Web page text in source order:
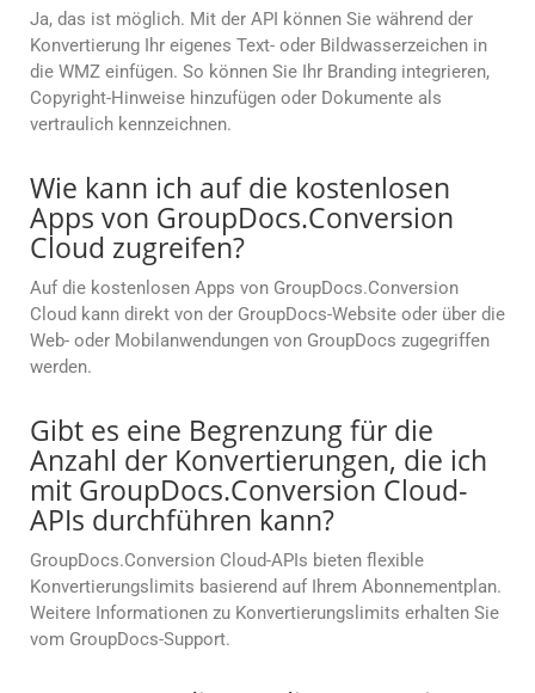
Ja, das ist möglich. Mit der API können Sie während der
Konvertierung Ihr eigenes Text- oder Bildwasserzeichen in
die WMZ einfügen. So können Sie Ihr Branding integrieren,
Copyright-Hinweise hinzufügen oder Dokumente als
vertraulich kennzeichnen.
Wie kann ich auf die kostenlosen
Apps von GroupDocs.Conversion
Cloud zugreifen?
Auf die kostenlosen Apps von GroupDocs.Conversion
Cloud kann direkt von der GroupDocs-Website oder über die
Web- oder Mobilanwendungen von GroupDocs zugegriffen
werden.
Gibt es eine Begrenzung für die
Anzahl der Konvertierungen, die ich
mit GroupDocs.Conversion Cloud-
APIs durchführen kann?
GroupDocs.Conversion Cloud-APIs bieten flexible
Konvertierungslimits basierend auf Ihrem Abonnementplan.
Weitere Informationen zu Konvertierungslimits erhalten Sie
vom GroupDocs-Support.